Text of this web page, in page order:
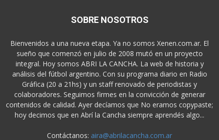
SOBRE NOSOTROS
Bienvenidos a una nueva etapa. Ya no somos Xenen.com.ar. El
sueño que comenzó en julio de 2008 mutó en un proyecto
integral. Hoy somos ABRI LA CANCHA. La web de historia y
análisis del fútbol argentino. Con su programa diario en Radio
Gráfica (20 a 21hs) y un staff renovado de periodistas y
colaboradores. Seguimos firmes en la convicción de generar
contenidos de calidad. Ayer decíamos que No eramos copypaste;
hoy decimos que en Abrí la Cancha siempre aprendés algo...
Contáctanos: aira@abrilacancha.com.ar